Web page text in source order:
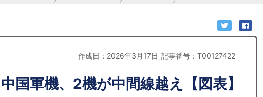
作成日：2026年3月17日_記事番号：T00127422
国軍機、2機が中間線越え【図表】